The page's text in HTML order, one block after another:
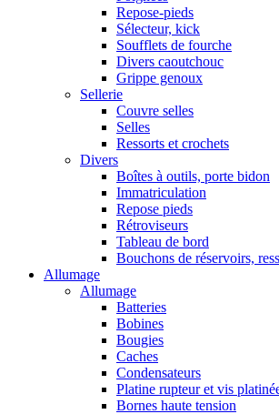
Repose-pieds
Sélecteur, kick
Soufflets de fourche
Divers caoutchouc
Grippe genoux
Sellerie
Couvre selles
Selles
Ressorts et crochets
Divers
Boîtes à outils, porte bidon
Immatriculation
Repose pieds
Rétroviseurs
Tableau de bord
Bouchons de réservoirs,
Allumage
Allumage
Batteries
Bobines
Bougies
Caches
Condensateurs
Platine rupteur et vis
Bornes haute tension